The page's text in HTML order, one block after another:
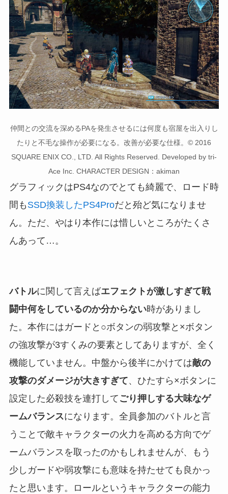
仲間との交流を深めるPAを発生させるには何度も宿屋を出入りし
たりと不毛な操作が必要になる。改善が必要な仕様。© 2016
SQUARE ENIX CO., LTD. All Rights Reserved. Developed by tri-
Ace Inc. CHARACTER DESIGN：akiman
グラフィックはPS4なのでとても綺麗で、ロード時
間も SSD換装したPS4Proだと殆ど気になりませ
ん。ただ、やはり本作には惜しいところがたくさ
んあって…。
バトルに関して言えばエフェクトが激しすぎて戦
闘中何をしているのか分からない時がありまし
た。本作にはガードと○ボタンの弱攻撃と×ボタン
の強攻撃が3すくみの要素としてありますが、全く
機能していません。中盤から後半にかけては敵の
攻撃のダメージが大きすぎて、ひたすら×ボタンに
設定した必殺技を連打して ごり押しする大味なゲ
ームバランスになります。全員参加のバトルと言
うことで敵キャラクターの火力を高める方向でゲ
ームバランスを取ったのかもしれませんが、もう
少しガードや弱攻撃にも意味を持たせても良かっ
たと思います。ロールというキャラクターの能力